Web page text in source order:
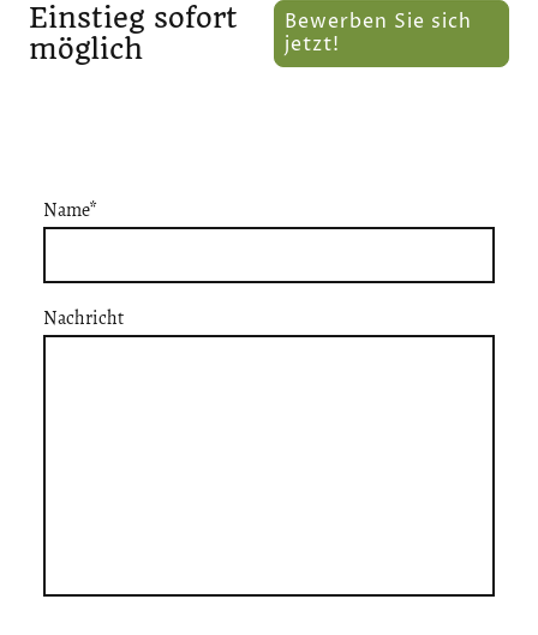
Einstieg sofort
möglich
Bewerben Sie sich
jetzt!
Name*
Nachricht